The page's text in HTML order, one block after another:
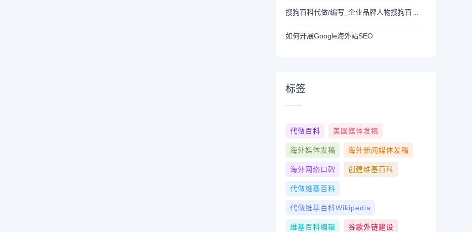
如何开展Google海外站SEO
标签
代做百科 美国媒体发稿
海外媒体发稿 海外新闻媒体发稿
海外网络口碑 创建维基百科
代做维基百科
代做维基百科wikipedia
维基百科编辑 谷歌外链建设